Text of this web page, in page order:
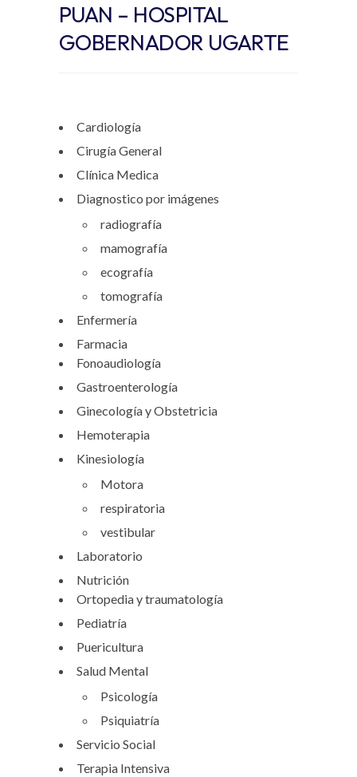
PUAN – HOSPITAL
GOBERNADOR UGARTE
Cardiología
Cirugía General
Clínica Medica
Diagnostico por imágenes
radiografía
mamografía
ecografía
tomografía
Enfermería
Farmacia
Fonoaudiología
Gastroenterología
Ginecología y Obstetricia
Hemoterapia
Kinesiología
Motora
respiratoria
vestibular
Laboratorio
Nutrición
Ortopedia y traumatología
Pediatría
Puericultura
Salud Mental
Psicología
Psiquiatría
Servicio Social
Terapia Intensiva